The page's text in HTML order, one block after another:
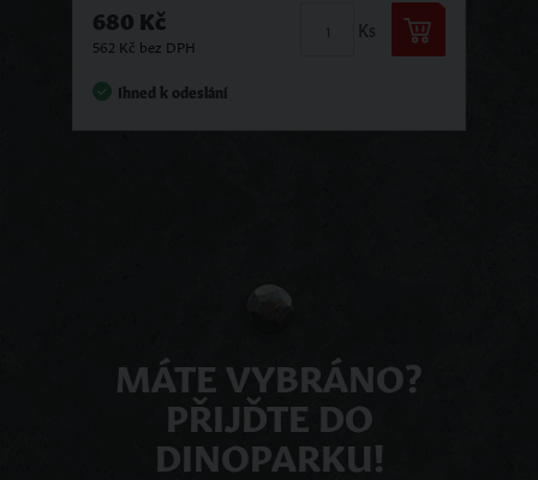
680 Kč
562 Kč bez DPH
Ks
Ihned k odeslání
MÁTE VYBRÁNO?
PŘIJĎTE DO
DINOPARKU!